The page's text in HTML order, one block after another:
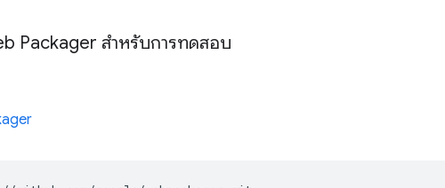
Packager สำหรับการทดสอบ